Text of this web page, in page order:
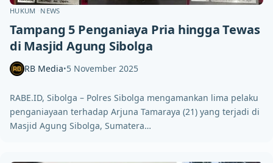
HUKUM NEWS
Tampang 5 Penganiaya Pria hingga Tewas
di Masjid Agung Sibolga
RB Media•5 November 2025
RABE.ID, Sibolga – Polres Sibolga mengamankan lima pelaku
penganiayaan terhadap Arjuna Tamaraya (21) yang terjadi di
Masjid Agung Sibolga, Sumatera…